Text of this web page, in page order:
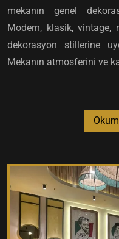
mekanın genel
Modern, klasik,
dekorasyon stillerine
Mekanın atmosferini ve